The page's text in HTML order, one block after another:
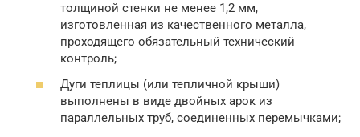
толщиной стенки не менее 1,2 мм,
изготовленная из качественного металла,
проходящего обязательный технический
контроль;
Дуги теплицы (или тепличной крыши)
выполнены в виде двойных арок из
параллельных труб, соединенных перемычками;